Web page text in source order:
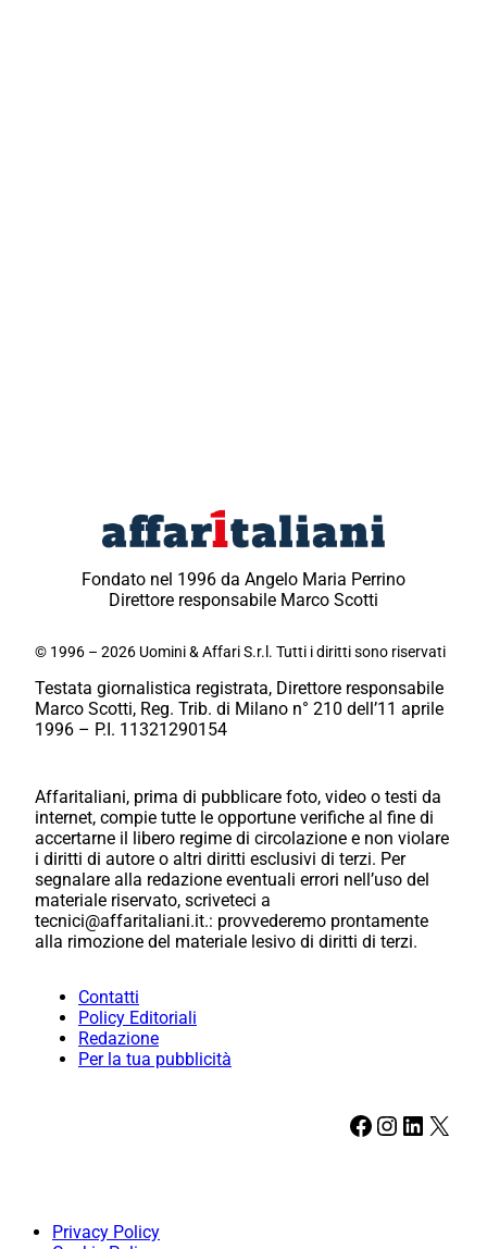
Fondato nel 1996 da Angelo Maria Perrino
Direttore responsabile Marco Scotti
© 1996 – 2026 Uomini & Affari S.r.l. Tutti i diritti sono riservati
Testata giornalistica registrata, Direttore responsabile
Marco Scotti, Reg. Trib. di Milano n° 210 dell’11 aprile
1996 – P.I. 11321290154
Affaritaliani, prima di pubblicare foto, video o testi da
internet, compie tutte le opportune verifiche al fine di
accertarne il libero regime di circolazione e non violare
i diritti di autore o altri diritti esclusivi di terzi. Per
segnalare alla redazione eventuali errori nell’uso del
materiale riservato, scriveteci a
tecnici@affaritaliani.it.: provvederemo prontamente
alla rimozione del materiale lesivo di diritti di terzi.
Contatti
Policy Editoriali
Redazione
Per la tua pubblicità
Facebook Instagram LinkedIn X
Privacy Policy